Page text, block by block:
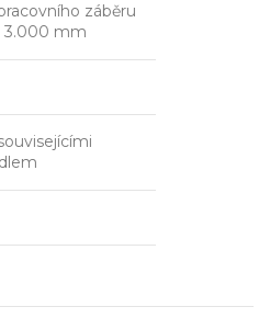
záběru
3.000 mm